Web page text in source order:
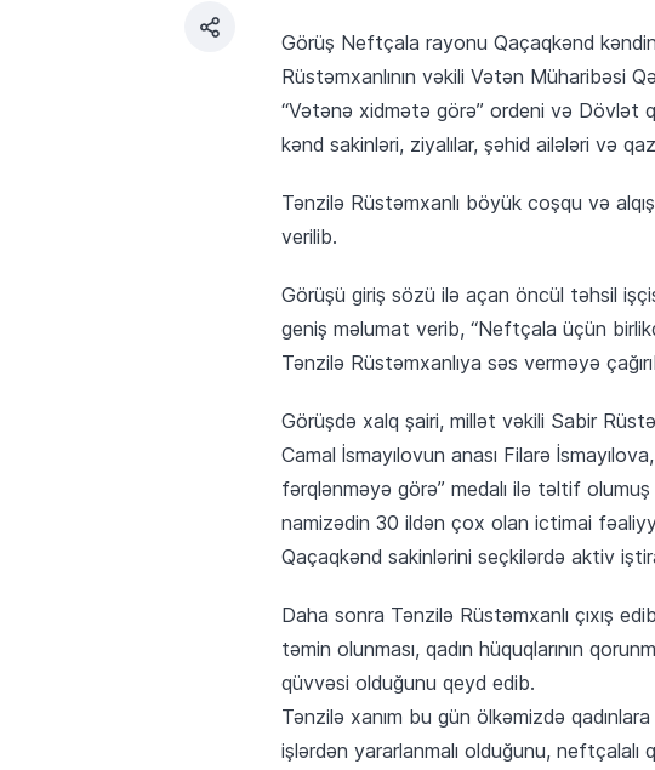
Görüş Neftçala rayonu Qaçaqkənd
Rüstəmxanlının vəkili Vətən Müharibəsi
“Vətənə xidmətə görə” ordeni və Dövlət
kənd sakinləri, ziyalılar, şəhid ailələri və
Tənzilə Rüstəmxanlı böyük coşqu və
verilib.
Görüşü giriş sözü ilə açan öncül təhsil
geniş məlumat verib, “Neftçala üçün
Tənzilə Rüstəmxanlıya səs verməyə
Görüşdə xalq şairi, millət vəkili Sabir
Camal İsmayılovun anası Filarə
fərqlənməyə görə” medalı ilə təltif
namizədin 30 ildən çox olan ictimai
Qaçaqkənd sakinlərini seçkilərdə aktiv
Daha sonra Tənzilə Rüstəmxanlı çıxış
təmin olunması, qadın hüquqlarının
qüvvəsi olduğunu qeyd edib.
Tənzilə xanım bu gün ölkəmizdə
işlərdən yararlanmalı olduğunu, neftçalalı